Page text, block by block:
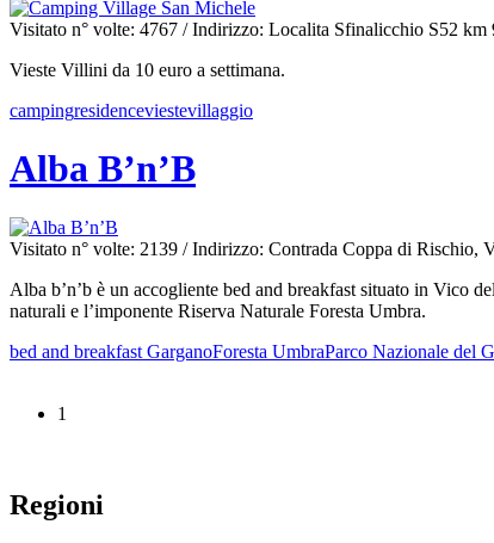
Visitato n° volte: 4767 / Indirizzo: Localita Sfinalicchio S52 km
Vieste Villini da 10 euro a settimana.
campingresidenceviestevillaggio
Alba B’n’B
Visitato n° volte: 2139 / Indirizzo: Contrada Coppa di Rischio,
Alba b’n’b è un accogliente bed and breakfast situato in Vico
naturali e l’imponente Riserva Naturale Foresta Umbra.
bed and breakfast GarganoForesta UmbraParco Nazionale del
1
Regioni